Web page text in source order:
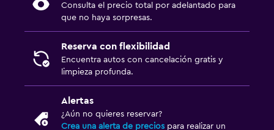
Consulta el precio total por adelantado para
que no haya sorpresas.
Reserva con flexibilidad
Encuentra autos con cancelación gratis y
limpieza profunda.
Alertas
¿Aún no quieres reservar?
Crea una alerta de precios para realizar un